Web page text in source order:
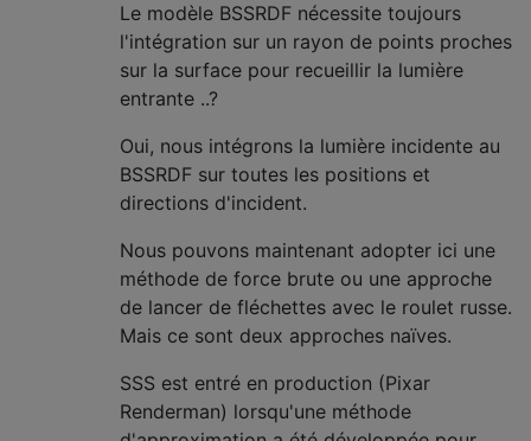
Le modèle BSSRDF nécessite toujours
l'intégration sur un rayon de points proches
sur la surface pour recueillir la lumière
entrante ..?
Oui, nous intégrons la lumière incidente au
BSSRDF sur toutes les positions et
directions d'incident.
Nous pouvons maintenant adopter ici une
méthode de force brute ou une approche
de lancer de fléchettes avec le roulet russe.
Mais ce sont deux approches naïves.
SSS est entré en production (Pixar
Renderman) lorsqu'une méthode